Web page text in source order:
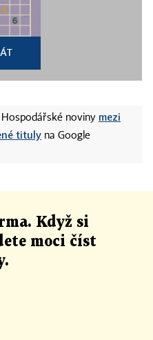
Hospodářské noviny mezi
tituly na Google
Když si
moci číst
.